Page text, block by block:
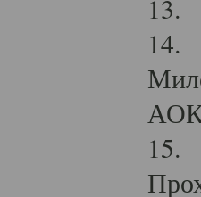
13.
14.
15.